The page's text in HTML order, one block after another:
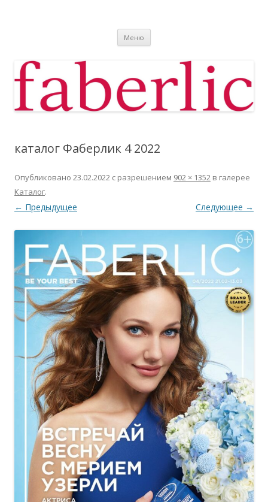
Меню
каталог Фаберлик 4 2022
Опубликовано 23.02.2022 с разрешением 902 × 1352 в галерее
Каталог.
← Предыдущее Следующее →